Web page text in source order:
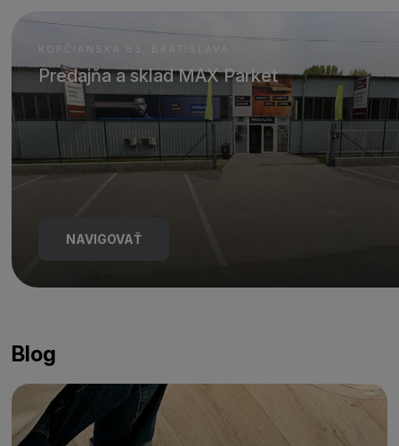
KOPČIANSKA 63, BRATISLAVA
Predajňa a sklad MAX Parket
NAVIGOVAŤ
Blog